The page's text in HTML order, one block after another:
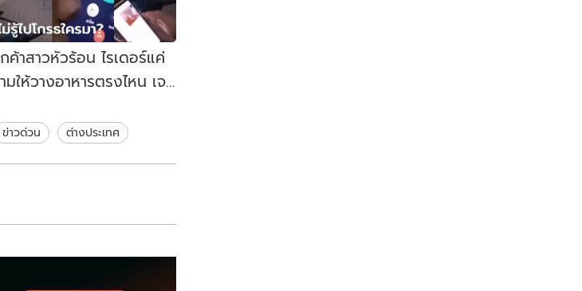
ค้าสาวหัวร้อน ไรเดอร์แค่
มให้วางอาหารตรงไหน เจอ
ข่าวด่วน ต่างประเทศ